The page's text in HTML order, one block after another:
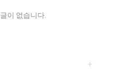
글이 없습니다.
+